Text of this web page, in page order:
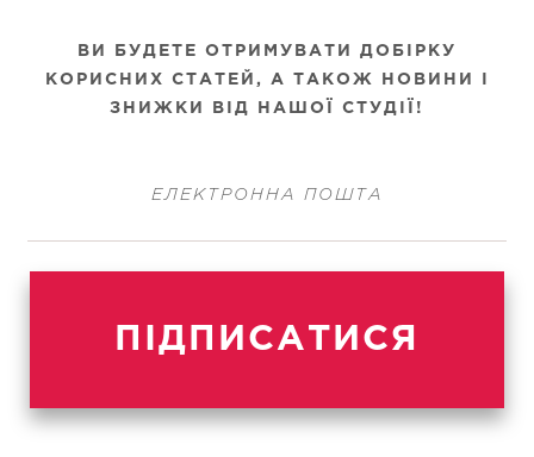
ВИ БУДЕТЕ ОТРИМУВАТИ ДОБІРКУ
КОРИСНИХ СТАТЕЙ, А ТАКОЖ НОВИНИ
ЗНИЖКИ ВІД НАШОЇ СТУДІЇ!
ПІДПИСАТИСЯ